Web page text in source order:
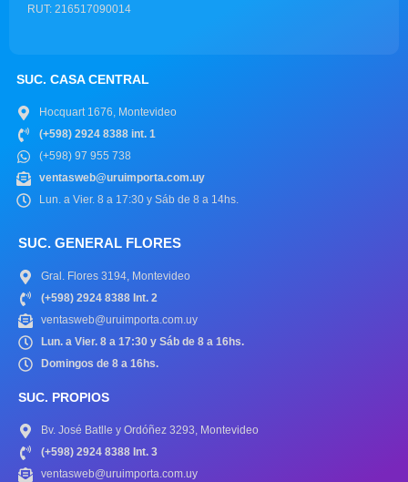
RUT: 216517090014
SUC. CASA CENTRAL
Hocquart 1676, Montevideo
(+598) 2924 8388 int. 1
(+598) 97 955 738
ventasweb@uruimporta.com.uy
Lun. a Vier. 8 a 17:30 y Sáb de 8 a 14hs.
SUC. GENERAL FLORES
Gral. Flores 3194, Montevideo
(+598) 2924 8388 Int. 2
ventasweb@uruimporta.com.uy
Lun. a Vier. 8 a 17:30 y Sáb de 8 a 16hs.
Domingos de 8 a 16hs.
SUC. PROPIOS
Bv. José Batlle y Ordóñez 3293, Montevideo
(+598) 2924 8388 Int. 3
ventasweb@uruimporta.com.uy